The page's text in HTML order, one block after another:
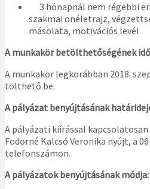
3 hónapnál nem régebbi
szakmai önéletrajz,
másolata, motivációs levél
A munkakör betölthetőségének
A munkakör legkorábban 2018.
tölthető be.
A pályázat benyújtásának
A pályázati kiírással
Fodorné Kalcsó Veronika nyújt, a
telefonszámon.
A pályázatok benyújtásának módja: